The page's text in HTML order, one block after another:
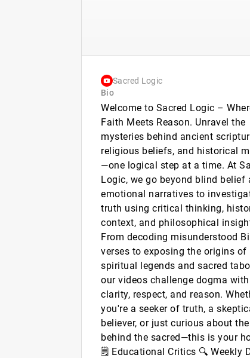
Sacred Logic
Bio
Welcome to Sacred Logic –
Faith Meets Reason. Unravel the
mysteries behind ancient
religious beliefs, and historical
—one logical step at a time. At
Logic, we go beyond blind belief
emotional narratives to
truth using critical thinking,
context, and philosophical
From decoding misunderstood
verses to exposing the origins of
spiritual legends and sacred
our videos challenge dogma with
clarity, respect, and reason.
you're a seeker of truth, a
believer, or just curious about
behind the sacred—this is your
🗒 Educational Critics 🔍 Weekly